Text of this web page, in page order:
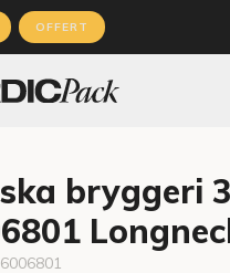
OFFERT
bryggeri